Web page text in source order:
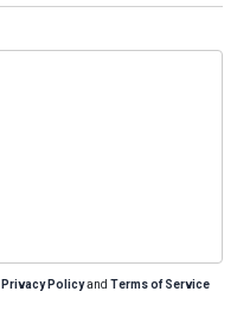
Privacy Policyand Terms of Service